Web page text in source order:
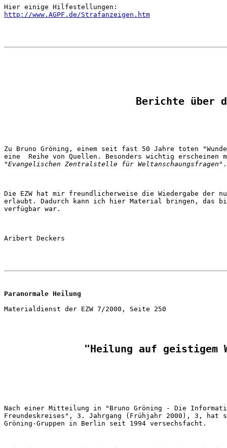
http://www.AGPF.de/Strafanzeigen.htm
Berichte über
Zu Bruno Gröning, einem seit fast 50 Jahre toten
"Evangelischen Zentralstelle für Weltanschaungsfragen"
Die EZW hat mir freundlicherweise die Wiedergabe der
erlaubt. Dadurch kann ich hier Material bringen, das
Paranormale Heilung
"Heilung auf geistigem
Nach einer Mitteilung in "Bruno Gröning - Die
Freundeskreises", 3. Jahrgang (Frühjahr 2000), 3,